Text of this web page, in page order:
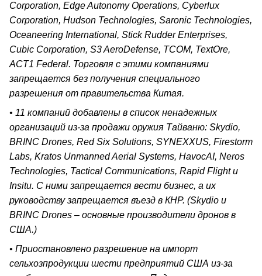
Corporation, Edge Autonomy Operations, Cyberlux
Corporation, Hudson Technologies, Saronic Technologies,
Oceaneering International, Stick Rudder Enterprises,
Cubic Corporation, S3 AeroDefense, TCOM, TextOre,
ACT1 Federal. Торговля с этими компаниями
запрещается без получения специального
разрешения от правительства Китая.
• 11 компаний добавлены в список ненадежных
организаций из-за продажи оружия Тайваню: Skydio,
BRINC Drones, Red Six Solutions, SYNEXXUS, Firestorm
Labs, Kratos Unmanned Aerial Systems, HavocAI, Neros
Technologies, Tactical Communications, Rapid Flight и
Insitu. С ними запрещается вести бизнес, а их
руководству запрещается въезд в КНР. (Skydio и
BRINC Drones – основные производители дронов в
США.)
• Приостановлено разрешение на импорт
сельхозпродукции шести предприятий США из-за